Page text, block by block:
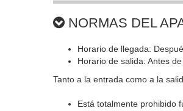
NORMAS DEL
Horario de llegada:
Horario de salida: Antes
Tanto a la entrada como a la
Está totalmente prohibido